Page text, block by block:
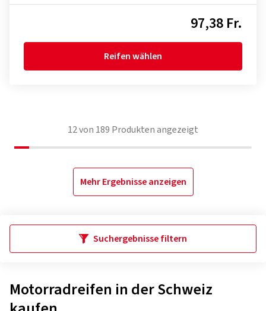
97,38 Fr.
Reifen wählen
12von 189 Produkten angezeigt
Mehr Ergebnisse anzeigen
Suchergebnisse filtern
Motorradreifen in der Schweiz